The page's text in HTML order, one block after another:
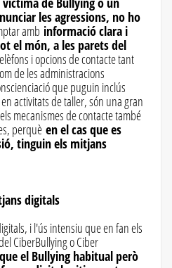
les agressions, no ho
amb informació clara i
el món, a les parets del
i opcions de contacte tant
de les administracions
que puguin inclús
activitats de taller, són una gran
mecanismes de contacte també
perquè en el cas que es
tinguin els mitjans
digitals
i l'ús intensiu que en fan els
CiberBullying o Ciber
el Bullying habitual però